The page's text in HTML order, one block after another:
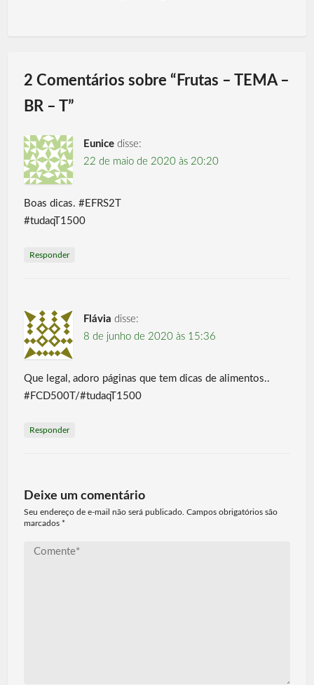
2 Comentários sobre “ Frutas – TEMA –
BR – T”
Eunice disse:
22 de maio de 2020 às 20:20
Boas dicas. #EFRS2T
#tudaqT1500
Responder
Flávia disse:
8 de junho de 2020 às 15:36
Que legal, adoro páginas que tem dicas de alimentos..
#FCD500T/#tudaqT1500
Responder
Deixe um comentário
Seu endereço de e-mail não será publicado. Campos obrigatórios são
marcados *
Comente*